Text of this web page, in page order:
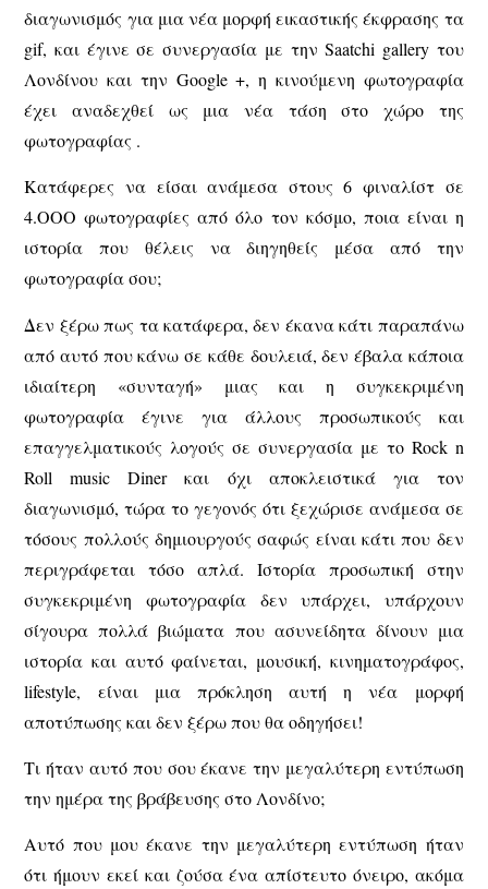
διαγωνισμός για μια νέα μορφή εικαστικής έκφρασης τα
gif, και έγινε σε συνεργασία με την Saatchi gallery του
Λονδίνου και την Google +, η κινούμενη φωτογραφία
έχει αναδεχθεί ως μια νέα τάση στο χώρο της
φωτογραφίας .
Κατάφερες να είσαι ανάμεσα στους 6 φιναλίστ σε
4.ΟΟΟ φωτογραφίες από όλο τον κόσμο, ποια είναι η
ιστορία που θέλεις να διηγηθείς μέσα από την
φωτογραφία σου;
Δεν ξέρω πως τα κατάφερα, δεν έκανα κάτι παραπάνω
από αυτό που κάνω σε κάθε δουλειά, δεν έβαλα κάποια
ιδιαίτερη «συνταγή» μιας και η συγκεκριμένη
φωτογραφία έγινε για άλλους προσωπικούς και
επαγγελματικούς λογούς σε συνεργασία με το Rock n
Roll music Diner και όχι αποκλειστικά για τον
διαγωνισμό, τώρα το γεγονός ότι ξεχώρισε ανάμεσα σε
τόσους πολλούς δημιουργούς σαφώς είναι κάτι που δεν
περιγράφεται τόσο απλά. Ιστορία προσωπική στην
συγκεκριμένη φωτογραφία δεν υπάρχει, υπάρχουν
σίγουρα πολλά βιώματα που ασυνείδητα δίνουν μια
ιστορία και αυτό φαίνεται, μουσική, κινηματογράφος,
lifestyle, είναι μια πρόκληση αυτή η νέα μορφή
αποτύπωσης και δεν ξέρω που θα οδηγήσει!
Τι ήταν αυτό που σου έκανε την μεγαλύτερη εντύπωση
την ημέρα της βράβευσης στο Λονδίνο;
Αυτό που μου έκανε την μεγαλύτερη εντύπωση ήταν
ότι ήμουν εκεί και ζούσα ένα απίστευτο όνειρο, ακόμα